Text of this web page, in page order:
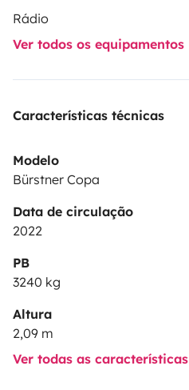
Rádio
Ver todos os equipamentos
Características técnicas
Modelo
Bürstner Copa
Data de circulação
2022
PB
3240 kg
Altura
2,09 m
Ver todas as características